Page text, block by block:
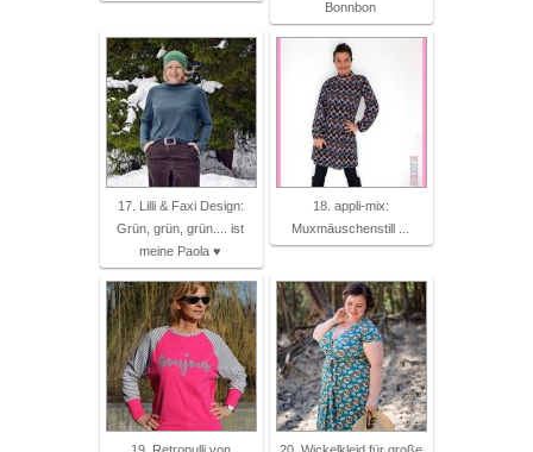
Bonnbon
17. Lilli & Faxi Design:
Grün, grün, grün.... ist
meine Paola ♥
18. appli-mix:
Muxmäuschenstill ...